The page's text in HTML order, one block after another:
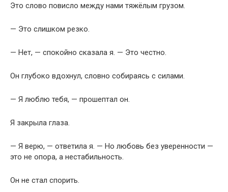
Это слово повисло между нами тяжёлым грузом.
— Это слишком резко.
— Нет, — спокойно сказала я. — Это честно.
Он глубоко вдохнул, словно собираясь с силами.
— Я люблю тебя, — прошептал он.
Я закрыла глаза.
— Я верю, — ответила я. — Но любовь без уверенности —
это не опора, а нестабильность.
Он не стал спорить.